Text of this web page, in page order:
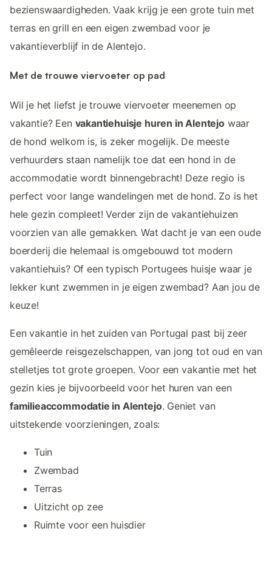
bezienswaardigheden. Vaak krijg je een grote tuin met
terras en grill en een eigen zwembad voor je
vakantieverblijf in de Alentejo.
Met de trouwe viervoeter op pad
Wil je het liefst je trouwe viervoeter meenemen op
vakantie? Een vakantiehuisje huren in Alentejowaar
de hond welkom is, is zeker mogelijk. De meeste
verhuurders staan namelijk toe dat een hond in de
accommodatie wordt binnengebracht! Deze regio is
perfect voor lange wandelingen met de hond. Zo is het
hele gezin compleet! Verder zijn de vakantiehuizen
voorzien van alle gemakken. Wat dacht je van een oude
boerderij die helemaal is omgebouwd tot modern
vakantiehuis? Of een typisch Portugees huisje waar je
lekker kunt zwemmen in je eigen zwembad? Aan jou de
keuze!
Een vakantie in het zuiden van Portugal past bij zeer
gemêleerde reisgezelschappen, van jong tot oud en van
stelletjes tot grote groepen. Voor een vakantie met het
gezin kies je bijvoorbeeld voor het huren van een
familieaccommodatie in Alentejo. Geniet van
uitstekende voorzieningen, zoals:
Tuin
Zwembad
Terras
Uitzicht op zee
Ruimte voor een huisdier